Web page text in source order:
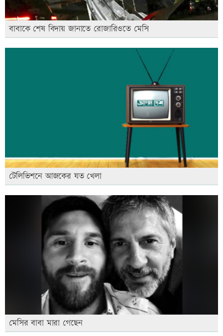
বাবাকে শেষ বিদায় জানাতে রোজারিওতে মেসি
টেলিভিশনে আজকের যত খেলা
মেসির বাবা মারা গেছেন